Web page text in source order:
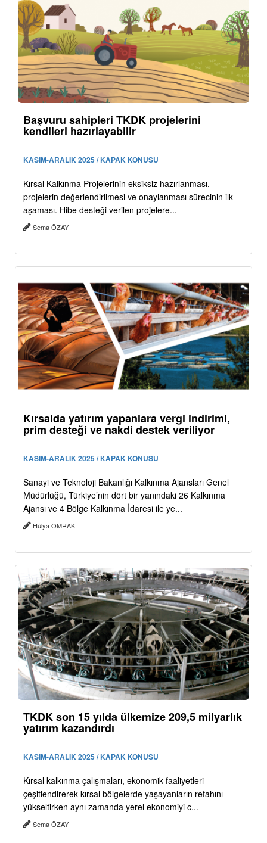
Başvuru sahipleri TKDK projelerini
kendileri hazırlayabilir
KASIM-ARALIK 2025 / KAPAK KONUSU
Kırsal Kalkınma Projelerinin eksiksiz hazırlanması,
projelerin değerlendirilmesi ve onaylanması sürecinin ilk
aşaması. Hibe desteği verilen projelere...
Sema ÖZAY
Kırsalda yatırım yapanlara vergi indirimi,
prim desteği ve nakdi destek veriliyor
KASIM-ARALIK 2025 / KAPAK KONUSU
Sanayi ve Teknoloji Bakanlığı Kalkınma Ajansları Genel
Müdürlüğü, Türkiye’nin dört bir yanındaki 26 Kalkınma
Ajansı ve 4 Bölge Kalkınma İdaresi ile ye...
Hülya OMRAK
TKDK son 15 yılda ülkemize 209,5 milyarlık
yatırım kazandırdı
KASIM-ARALIK 2025 / KAPAK KONUSU
Kırsal kalkınma çalışmaları, ekonomik faaliyetleri
çeşitlendirerek kırsal bölgelerde yaşayanların refahını
yükseltirken aynı zamanda yerel ekonomiyi c...
Sema ÖZAY